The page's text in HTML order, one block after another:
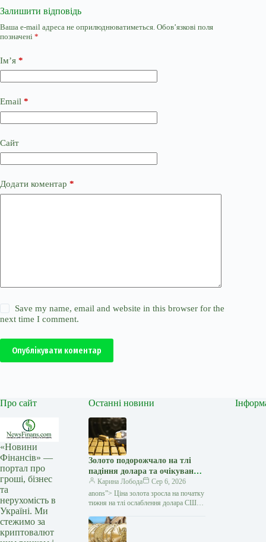
Залишити відповідь
Ваша e-mail адреса не оприлюднюватиметься. Обов’язкові поля
позначені *
Ім’я *
Email *
Сайт
Додати коментар *
Save my name, email and website in this browser for the
next time I comment.
Опублікувати коментар
Про сайт
«Новини
Фінансів» —
портал про
гроші, бізнес
та
нерухомість в
Україні. Ми
стежимо за
криптовалют
Останні новини
Золото подорожчало на тлі
падіння долара та очікувань
переговорів США з Іраном —
Мінфін
Карина Лобода
Сер 6, 2026
anons”> Ціна золота зросла на початку
тижня на тлі ослаблення долара США
витка інфляції. Як повідомляє Reuters,
ринок…